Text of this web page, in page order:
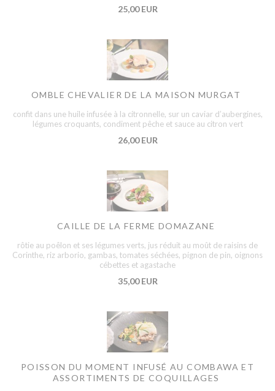
25,00 EUR
OMBLE CHEVALIER DE LA MAISON MURGAT
confit dans une huile infusée à la citronnelle, sur un caviar d’aubergines,
légumes croquants, condiment pêche et sauce au citron vert
26,00 EUR
CAILLE DE LA FERME DOMAZANE
rôtie au poêlon et ses légumes verts, jus réduit au moût de raisins de
Corinthe, riz arborio, gambas, tomates séchées, pignon de pin, oignons
cébettes et agastache
35,00 EUR
POISSON DU MOMENT INFUSÉ AU COMBAWA ET
ASSORTIMENTS DE COQUILLAGES